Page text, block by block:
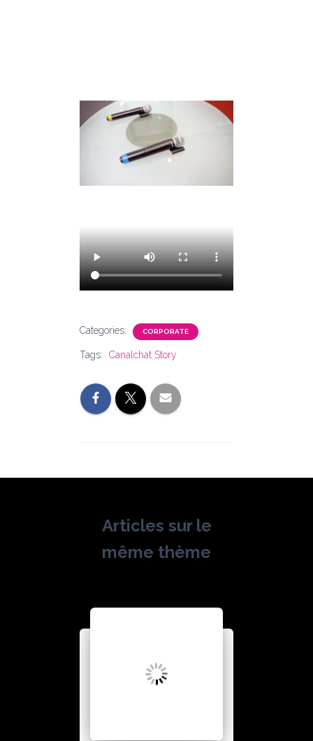
Categories: CORPORATE
Tags: Canalchat Story
Articles sur le
même thème